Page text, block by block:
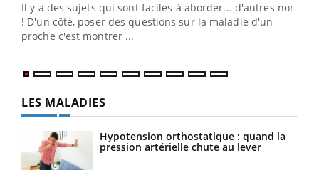
Il y a des sujets qui sont faciles à aborder... d'autres non
! D'un côté, poser des questions sur la maladie d'un
proche c'est montrer ...
LES MALADIES
Hypotension orthostatique : quand la
pression artérielle chute au lever